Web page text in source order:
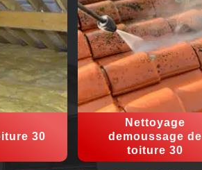
30
Nettoyage
demoussage de
toiture 30